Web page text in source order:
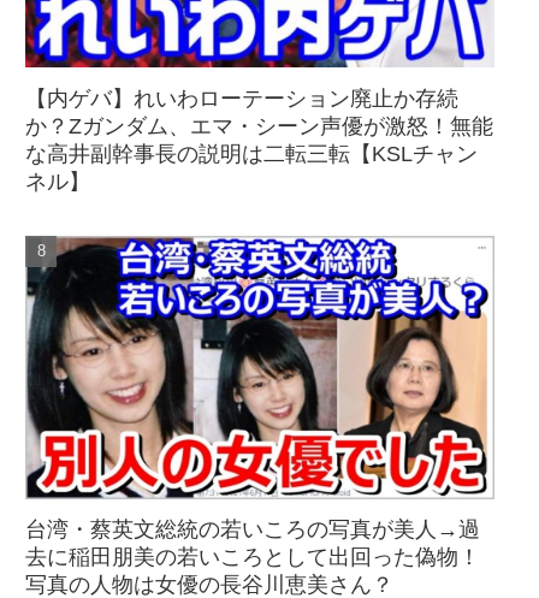
【内ゲバ】れいわローテーション廃止か存続
か？Zガンダム、エマ・シーン声優が激怒！無能
な高井副幹事長の説明は二転三転【KSLチャン
ネル】
台湾・蔡英文総統の若いころの写真が美人→過
去に稲田朋美の若いころとして出回った偽物！
写真の人物は女優の長谷川恵美さん？